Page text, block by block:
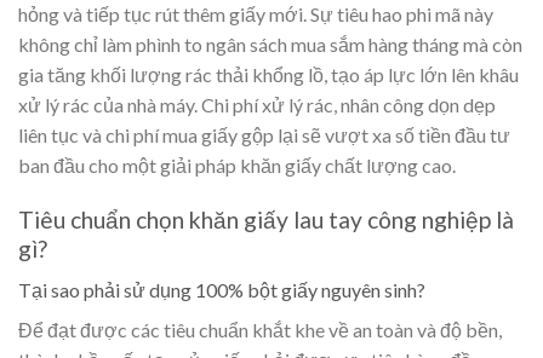
hỏng và tiếp tục rút thêm giấy mới. Sự tiêu hao phi mã này
không chỉ làm phình to ngân sách mua sắm hàng tháng mà còn
gia tăng khối lượng rác thải khổng lồ, tạo áp lực lớn lên khâu
xử lý rác của nhà máy. Chi phí xử lý rác, nhân công dọn dẹp
liên tục và chi phí mua giấy gộp lại sẽ vượt xa số tiền đầu tư
ban đầu cho một giải pháp khăn giấy chất lượng cao.
Tiêu chuẩn chọn khăn giấy lau tay công nghiệp là
gì?
Tại sao phải sử dụng 100% bột giấy nguyên sinh?
Để đạt được các tiêu chuẩn khắt khe về an toàn và độ bền,